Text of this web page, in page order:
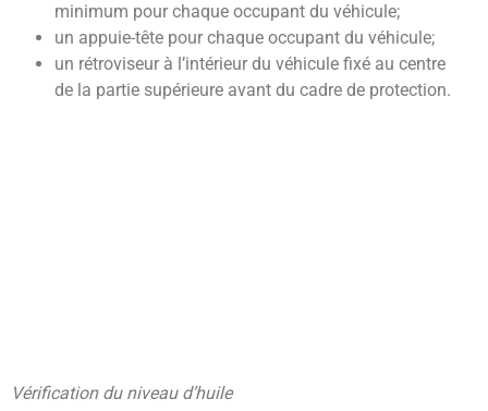
minimum pour chaque occupant du véhicule;
un appuie-tête pour chaque occupant du véhicule;
un rétroviseur à l’intérieur du véhicule fixé au centre
de la partie supérieure avant du cadre de protection.
Vérification du niveau d’huile